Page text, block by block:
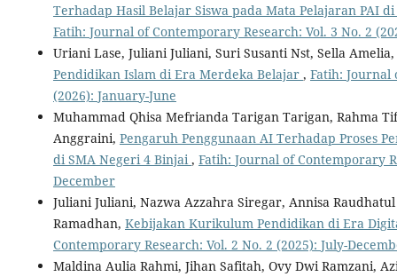
Terhadap Hasil Belajar Siswa pada Mata Pelajaran PAI
Fatih: Journal of Contemporary Research: Vol. 3 No. 2
Uriani Lase, Juliani Juliani, Suri Susanti Nst, Sella Amelia,
Pendidikan Islam di Era Merdeka Belajar , Fatih: Journal
(2026): January-June
Muhammad Qhisa Mefrianda Tarigan Tarigan, Rahma
Anggraini, Pengaruh Penggunaan AI Terhadap Proses
di SMA Negeri 4 Binjai, Fatih: Journal of Contemporary
December
Juliani Juliani, Nazwa Azzahra Siregar, Annisa
Ramadhan, Kebijakan Kurikulum Pendidikan di Era
Contemporary Research: Vol. 2 No. 2 (2025): July-
Maldina Aulia Rahmi, Jihan Safitah, Ovy Dwi Ramzani,